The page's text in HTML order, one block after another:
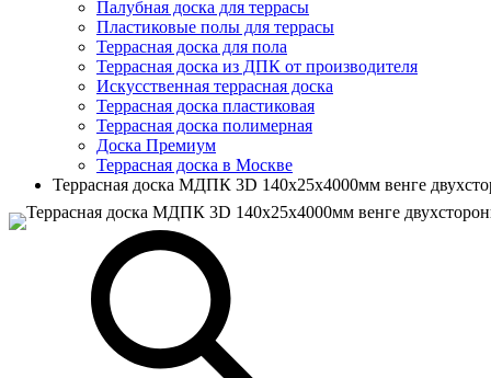
Палубная доска для террасы
Пластиковые полы для террасы
Террасная доска для пола
Террасная доска из ДПК от производителя
Искусственная террасная доска
Террасная доска пластиковая
Террасная доска полимерная
Доска Премиум
Террасная доска в Москве
Террасная доска МДПК 3D 140x25х4000мм венге